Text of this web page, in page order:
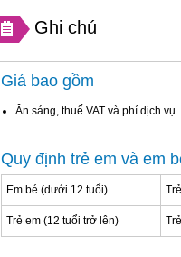
Ghi chú
Giá bao gồm
Ăn sáng, thuế VAT và phí dịch vụ.
Quy định trẻ em và em
Em bé (dưới 12 tuổi)
Trẻ em (12 tuổi trở lên)